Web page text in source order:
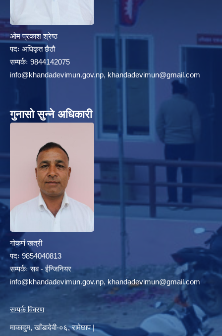
ओम प्रकाश श्रेष्ठ
पदः अधिकृत छैठौ
सम्पर्कः 9844142075
info@khandadevimun.gov.np, khandadevimun@gmail.com
गुनासो सुन्ने अधिकारी
गोकर्ण खत्री
पदः 9854040813
सम्पर्कः सब - ईन्जिनियर
info@khandadevimun.gov.np, khandadevimun@gmail.com
सम्पर्क विवरण
माकादुम, खाँडादेवी-०६, रामेछाप |